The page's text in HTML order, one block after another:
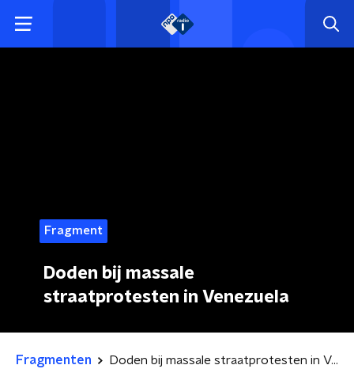
Fragment
Doden bij massale
straatprotesten in Venezuela
Fragmenten Doden bij massale straatprotesten in Venezuela